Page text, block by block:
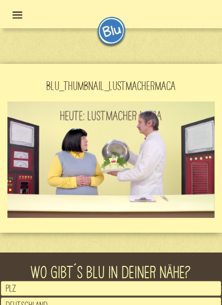
BLU_THUMBNAIL_LUSTMACHERMACA
WO GIBT´S BLU IN DEINER NÄHE?